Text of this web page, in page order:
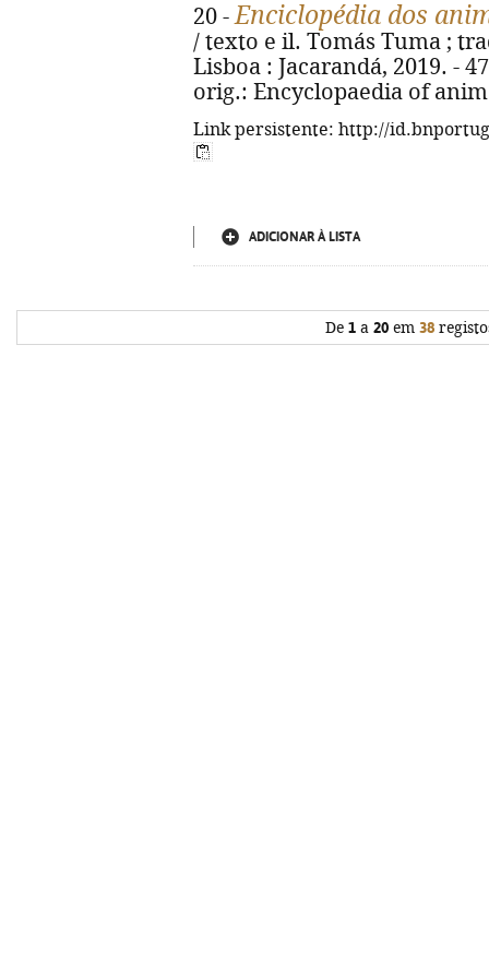
20 -Enciclopédia dos
/ texto e il. Tomás Tuma ;
Lisboa : Jacarandá, 2019. -
orig.: Encyclopaedia of
Link persistente: http://
ADICIONAR À LISTA
De 1a 20em 38